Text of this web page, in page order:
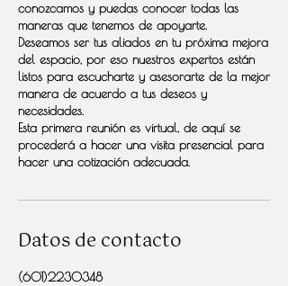
conozcamos y puedas conocer todas las
maneras que tenemos de apoyarte.
Deseamos ser tus aliados en tu próxima mejora
del espacio, por eso nuestros expertos están
listos para escucharte y asesorarte de la mejor
manera de acuerdo a tus deseos y
necesidades.
Esta primera reunión es virtual, de aquí se
procederá a hacer una visita presencial para
hacer una cotización adecuada.
Datos de contacto
(601)2230348